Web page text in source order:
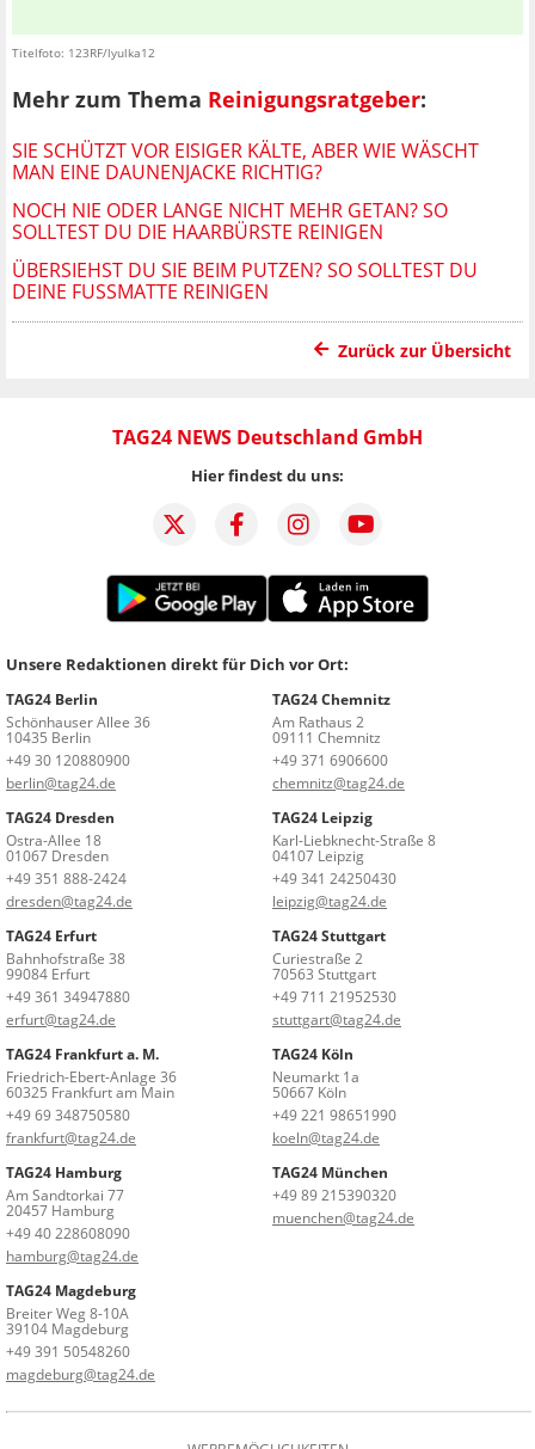
Titelfoto: 123RF/lyulka12
Mehr zum Thema Reinigungsratgeber:
SIE SCHÜTZT VOR EISIGER KÄLTE, ABER WIE WÄSCHT
MAN EINE DAUNENJACKE RICHTIG?
NOCH NIE ODER LANGE NICHT MEHR GETAN? SO
SOLLTEST DU DIE HAARBÜRSTE REINIGEN
ÜBERSIEHST DU SIE BEIM PUTZEN? SO SOLLTEST DU
DEINE FUSSMATTE REINIGEN
Zurück zur Übersicht
TAG24 NEWS Deutschland GmbH
Hier findest du uns:
Unsere Redaktionen direkt für Dich vor Ort:
TAG24 Berlin
Schönhauser Allee 36
10435 Berlin
+49 30 120880900
berlin@tag24.de
TAG24 Chemnitz
Am Rathaus 2
09111 Chemnitz
+49 371 6906600
chemnitz@tag24.de
TAG24 Dresden
Ostra-Allee 18
01067 Dresden
+49 351 888-2424
dresden@tag24.de
TAG24 Leipzig
Karl-Liebknecht-Straße 8
04107 Leipzig
+49 341 24250430
leipzig@tag24.de
TAG24 Erfurt
Bahnhofstraße 38
99084 Erfurt
+49 361 34947880
erfurt@tag24.de
TAG24 Stuttgart
Curiestraße 2
70563 Stuttgart
+49 711 21952530
stuttgart@tag24.de
TAG24 Frankfurt a. M.
Friedrich-Ebert-Anlage 36
60325 Frankfurt am Main
+49 69 348750580
frankfurt@tag24.de
TAG24 Köln
Neumarkt 1a
50667 Köln
+49 221 98651990
koeln@tag24.de
TAG24 Hamburg
Am Sandtorkai 77
20457 Hamburg
+49 40 228608090
hamburg@tag24.de
TAG24 München
+49 89 215390320
muenchen@tag24.de
TAG24 Magdeburg
Breiter Weg 8-10A
39104 Magdeburg
+49 391 50548260
magdeburg@tag24.de